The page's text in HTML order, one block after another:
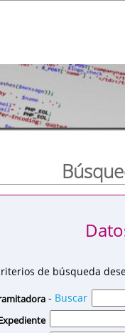
de búsqueda
- Buscar